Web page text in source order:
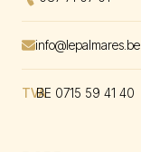
Envoyer un mal à
info@lepalmares.be
TVABE 0715 59 41 40